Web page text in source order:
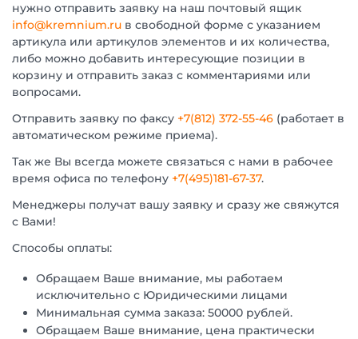
нужно отправить заявку на наш почтовый ящик
info@kremnium.ru в свободной форме с указанием
артикула или артикулов элементов и их количества,
либо можно добавить интересующие позиции в
корзину и отправить заказ с комментариями или
вопросами.
Отправить заявку по факсу +7(812) 372-55-46 (работает в
автоматическом режиме приема).
Так же Вы всегда можете связаться с нами в рабочее
время офиса по телефону +7(495)181-67-37.
Менеджеры получат вашу заявку и сразу же свяжутся
с Вами!
Способы оплаты:
Обращаем Ваше внимание, мы работаем
исключительно с Юридическими лицами
Минимальная сумма заказа: 50000 рублей.
Обращаем Ваше внимание, цена практически